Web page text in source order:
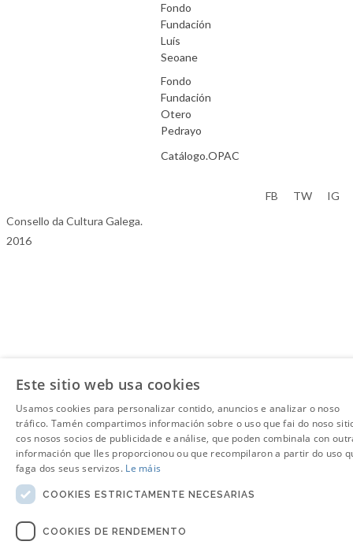
Fondo
Fundación
Luís
Seoane
Fondo
Fundación
Otero
Pedrayo
Catálogo.OPAC
Consello da Cultura Galega.
2016
FB TW IG
Este sitio web usa cookies
Usamos cookies para personalizar contido, anuncios e analizar o noso
tráfico. Tamén compartimos información sobre o uso que fai do noso
cos nosos socios de publicidade e análise, que poden combinala con
información que lles proporcionou ou que recompilaron a partir do uso
faga dos seus servizos. Le máis
COOKIES ESTRICTAMENTE NECESARIAS
COOKIES DE RENDEMENTO